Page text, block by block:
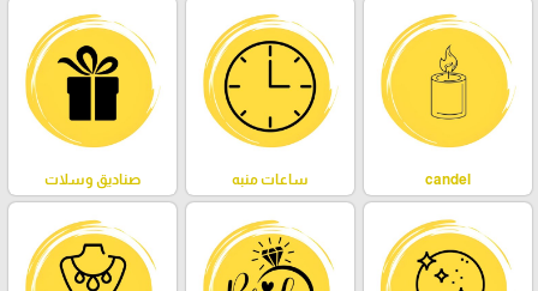
candel ساعات منبه صناديق وسلات